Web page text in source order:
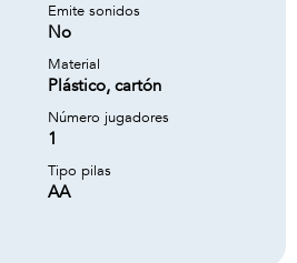
Emite sonidos
No
Material
Plástico, cartón
Número jugadores
1
Tipo pilas
AA